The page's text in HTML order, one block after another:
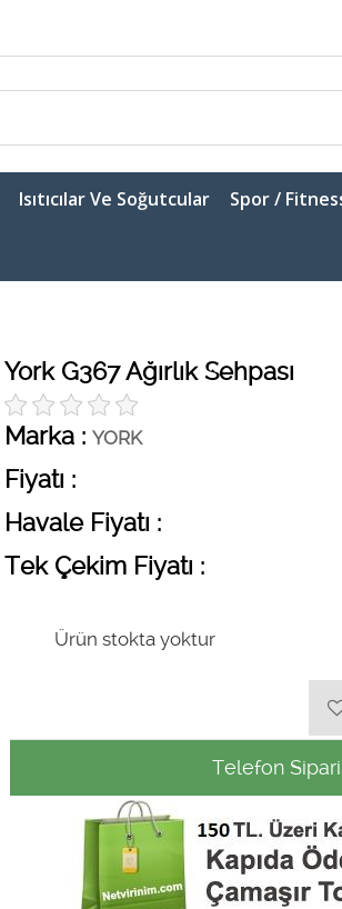
Isıtıcılar Ve Soğutcular Spor /
York G367 Ağırlık Sehpası
Marka : YORK
Fiyatı :
Havale Fiyatı :
Tek Çekim Fiyatı :
Ürün stokta yoktur
Telefon